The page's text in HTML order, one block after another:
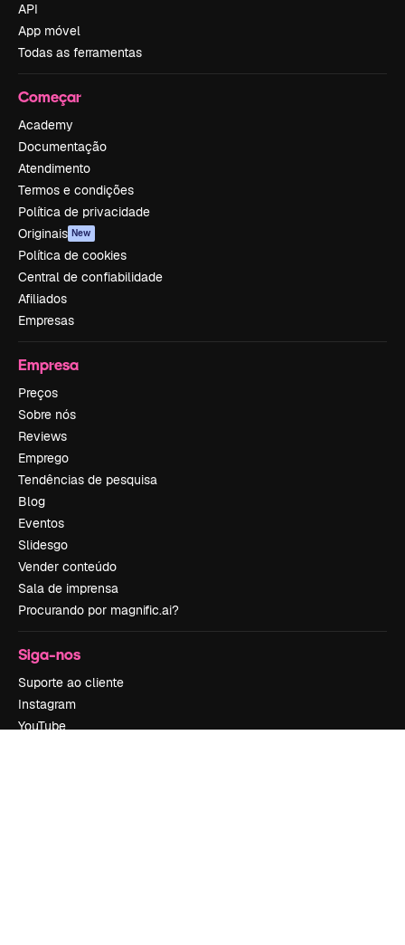
API
App móvel
Todas as ferramentas
Começar
Academy
Documentação
Atendimento
Termos e condições
Política de privacidade
Originais New
Política de cookies
Central de confiabilidade
Afiliados
Empresas
Empresa
Preços
Sobre nós
Reviews
Emprego
Tendências de pesquisa
Blog
Eventos
Slidesgo
Vender conteúdo
Sala de imprensa
Procurando por magnific.ai?
Siga-nos
Suporte ao cliente
Instagram
YouTube